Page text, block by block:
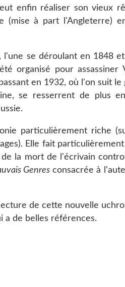
enfin réaliser son vieux
(mise à part l'Angleterre)
l'une se déroulant en 1848
organisé pour assassiner
en 1932, où l'on suit le
se resserrent de plus
particulièrement riche
Elle fait
la mort de l'écrivain
Genres consacrée à
de cette nouvelle
a de belles références.